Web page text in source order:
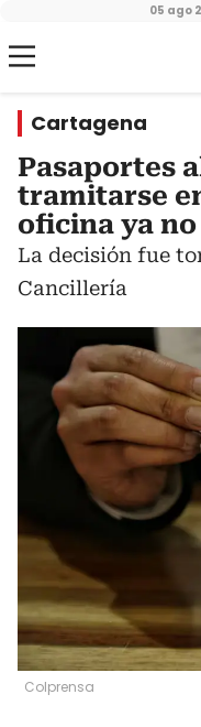
05 ago
Cartagena
Pasaportes
tramitarse
oficina ya
La decisión fue
Cancillería
Colprensa